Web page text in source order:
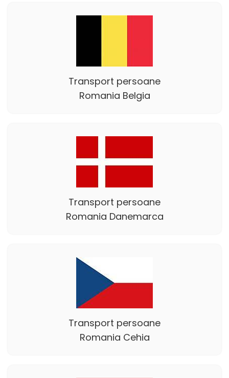
Transport persoane
Romania Belgia
Transport persoane
Romania Danemarca
Transport persoane
Romania Cehia